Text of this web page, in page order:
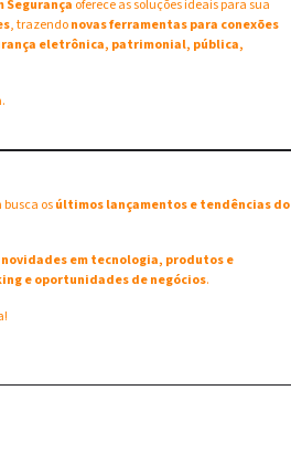
Segurança oferece as soluções ideais para sua
, trazendonovas ferramentas para conexões
eletrônica, patrimonial, pública,
osúltimos lançamentos e tendências do
novidades em tecnologia, produtos e
e oportunidades de negócios.